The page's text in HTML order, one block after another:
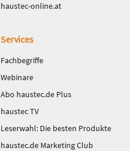
haustec-online.at
Services
Fachbegriffe
Webinare
Abo haustec.de Plus
haustec TV
Leserwahl: Die besten Produkte
haustec.de Marketing Club